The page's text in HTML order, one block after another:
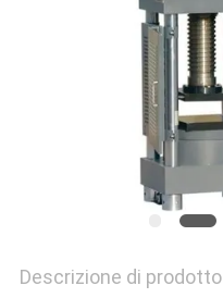
Descrizione di prodotto